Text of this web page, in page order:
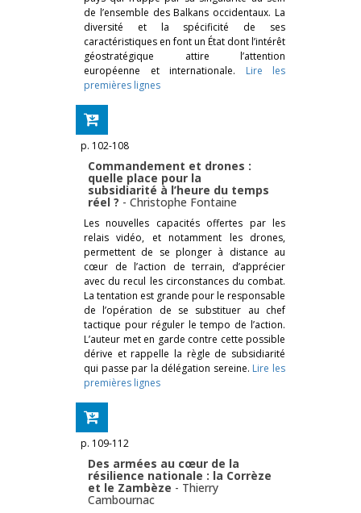
de l’ensemble des Balkans occidentaux. La
diversité et la spécificité de ses
caractéristiques en font un État dont l’intérêt
géostratégique attire l’attention
européenne et internationale. Lire les
premières lignes
p. 102-108
Commandement et drones :
quelle place pour la
subsidiarité à l’heure du temps
réel ? - Christophe Fontaine
Les nouvelles capacités offertes par les
relais vidéo, et notamment les drones,
permettent de se plonger à distance au
cœur de l’action de terrain, d’apprécier
avec du recul les circonstances du combat.
La tentation est grande pour le responsable
de l’opération de se substituer au chef
tactique pour réguler le tempo de l’action.
L’auteur met en garde contre cette possible
dérive et rappelle la règle de subsidiarité
qui passe par la délégation sereine. Lire les
premières lignes
p. 109-112
Des armées au cœur de la
résilience nationale : la Corrèze
et le Zambèze - Thierry
Cambournac